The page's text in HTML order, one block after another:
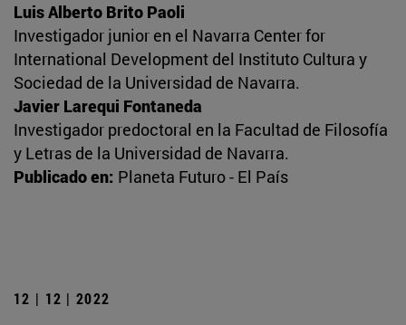
Luis Alberto Brito Paoli
Investigador junior en el Navarra Center for
International Development del Instituto Cultura y
Sociedad de la Universidad de Navarra.
Javier Larequi Fontaneda
Investigador predoctoral en la Facultad de Filosofía
y Letras de la Universidad de Navarra.
Publicado en: Planeta Futuro - El País
12 | 12 | 2022